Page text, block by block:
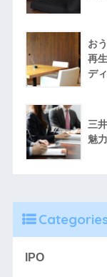
お
再
デ
三
魅力
IPO